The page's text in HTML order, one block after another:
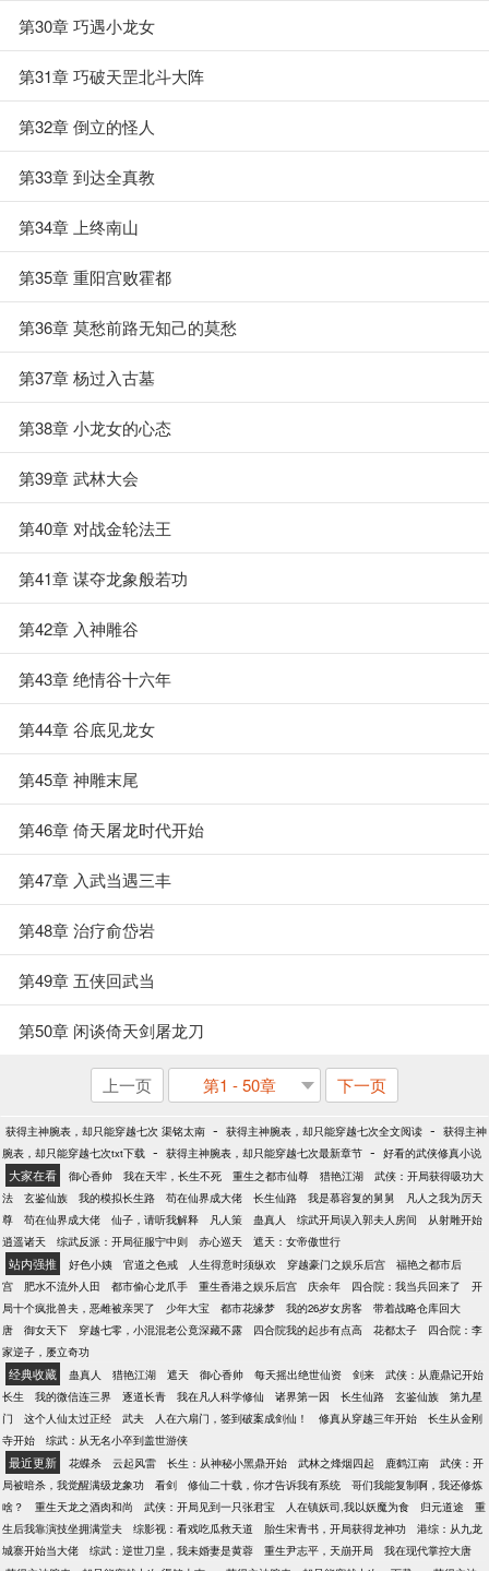
第30章 巧遇小龙女
第31章 巧破天罡北斗大阵
第32章 倒立的怪人
第33章 到达全真教
第34章 上终南山
第35章 重阳宫败霍都
第36章 莫愁前路无知己的莫愁
第37章 杨过入古墓
第38章 小龙女的心态
第39章 武林大会
第40章 对战金轮法王
第41章 谋夺龙象般若功
第42章 入神雕谷
第43章 绝情谷十六年
第44章 谷底见龙女
第45章 神雕末尾
第46章 倚天屠龙时代开始
第47章 入武当遇三丰
第48章 治疗俞岱岩
第49章 五侠回武当
第50章 闲谈倚天剑屠龙刀
上一页 第1 - 50章 下一页
获得主神腕表，却只能穿越七次 渠铭太南 - 获得主神腕表，却只能穿越七次全文阅读 - 获得主神
腕表，却只能穿越七次txt下载 - 获得主神腕表，却只能穿越七次最新章节 - 好看的武侠修真小说
大家在看 御心香帅 我在天牢，长生不死 重生之都市仙尊 猎艳江湖
武侠：开局获得吸功大
法
玄鉴仙族 我的模拟长生路 苟在仙界成大佬 长生仙路 我是慕容复的舅舅
凡人之我为厉天
尊
苟在仙界成大佬 仙子，请听我解释 凡人策 蛊真人 综武开局误入郭夫人房间
从射雕开始
逍遥诸天
综武反派：开局征服宁中则 赤心巡天 遮天：女帝傲世行
站内强推 好色小姨 官道之色戒 人生得意时须纵欢 穿越豪门之娱乐后宫
福艳之都市后
宫
肥水不流外人田 都市偷心龙爪手 重生香港之娱乐后宫 庆余年 四合院：我当兵回来了
开
局十个疯批兽夫，恶雌被亲哭了
少年大宝 都市花缘梦 我的26岁女房客
带着战略仓库回大
唐
御女天下 穿越七零，小混混老公竟深藏不露 四合院我的起步有点高 花都太子
四合院：李
家逆子，屡立奇功
经典收藏 蛊真人 猎艳江湖 遮天 御心香帅 每天摇出绝世仙资 剑来
武侠：从鹿鼎记开始
长生
我的微信连三界 逐道长青 我在凡人科学修仙 诸界第一因 长生仙路 玄鉴仙族
第九星
门
这个人仙太过正经 武夫 人在六扇门，签到破案成剑仙！ 修真从穿越三年开始
长生从金刚
寺开始
综武：从无名小卒到盖世游侠
最近更新 花蝶杀 云起风雷 长生：从神秘小黑鼎开始 武林之烽烟四起 鹿鹤江南
武侠：开
局被暗杀，我觉醒满级龙象功
看剑 修仙二十载，你才告诉我有系统
哥们我能复制啊，我还修炼
啥？
重生天龙之酒肉和尚 武侠：开局见到一只张君宝 人在镇妖司,我以妖魔为食 归元道途
重
生后我靠演技坐拥满堂夫
综影视：看戏吃瓜救天道 胎生宋青书，开局获得龙神功
港综：从九龙
城寨开始当大佬
综武：逆世刀皇，我未婚妻是黄蓉 重生尹志平，天崩开局
我在现代掌控大唐